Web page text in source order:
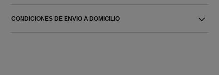
CONDICIONES DE ENVIO A DOMICILIO